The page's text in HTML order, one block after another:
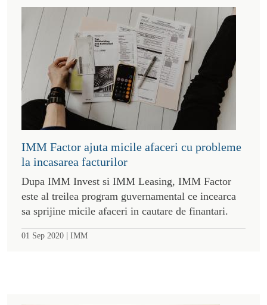
IMM Factor ajuta micile afaceri cu probleme
la incasarea facturilor
Dupa IMM Invest si IMM Leasing, IMM Factor
este al treilea program guvernamental ce incearca
sa sprijine micile afaceri in cautare de finantari.
01 Sep 2020 | IMM